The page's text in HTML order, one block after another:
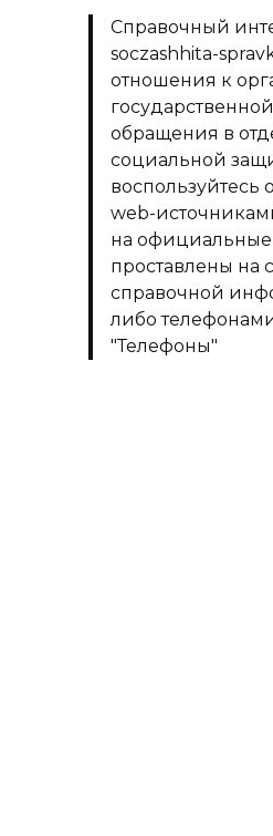
Справочный
soczashhita-
отношения к
обращения в
социальной
web-
на официальные
проставлены на
справочной
либо
"Телефоны"